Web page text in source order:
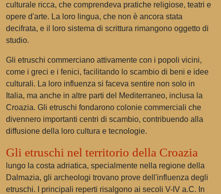
culturale ricca, che comprendeva pratiche religiose, teatri e
opere d'arte. La loro lingua, che non è ancora stata
decifrata, e il loro sistema di scrittura rimangono oggetto di
studio.
Gli etruschi commerciano attivamente con i popoli vicini,
come i greci e i fenici, facilitando lo scambio di beni e idee
culturali. La loro influenza si faceva sentire non solo in
Italia, ma anche in altre parti del Mediterraneo, inclusa la
Croazia. Gli etruschi fondarono colonie commerciali che
divennero importanti centri di scambio, contribuendo alla
diffusione della loro cultura e tecnologie.
Gli etruschi nel territorio della Croazia
lungo la costa adriatica, specialmente nella regione della
Dalmazia, gli archeologi trovano prove dell'influenza degli
etruschi. I principali reperti risalgono ai secoli V-IV a.C. In